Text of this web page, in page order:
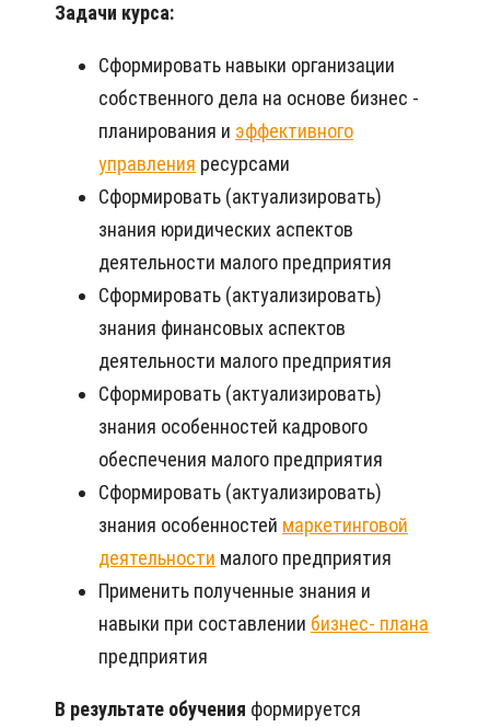
Задачи курса:
Сформировать навыки организации
собственного дела на основе бизнес -
планирования и эффективного
управления ресурсами
Сформировать (актуализировать)
знания юридических аспектов
деятельности малого предприятия
Сформировать (актуализировать)
знания финансовых аспектов
деятельности малого предприятия
Сформировать (актуализировать)
знания особенностей кадрового
обеспечения малого предприятия
Сформировать (актуализировать)
знания особенностей маркетинговой
деятельности малого предприятия
Применить полученные знания и
навыки при составлении бизнес- плана
предприятия
В результате обучения формируется